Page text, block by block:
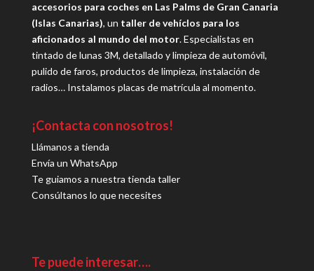
accesorios para coches en Las Palms de Gran Canaria
(Islas Canarias), un taller de vehíclos para los
aficionados al mundo del motor. Especialistas en
tintado de lunas 3M, detallado y limpieza de automóvil,
pulido de faros, productos de limpieza, instalación de
radios… Instalamos placas de matrícula al momento.
¡Contacta con nosotros!
Llámanos a tienda
Envía un WhatsApp
Te guiamos a nuestra tienda taller
Consúltanos lo que necesites
Te puede interesar….